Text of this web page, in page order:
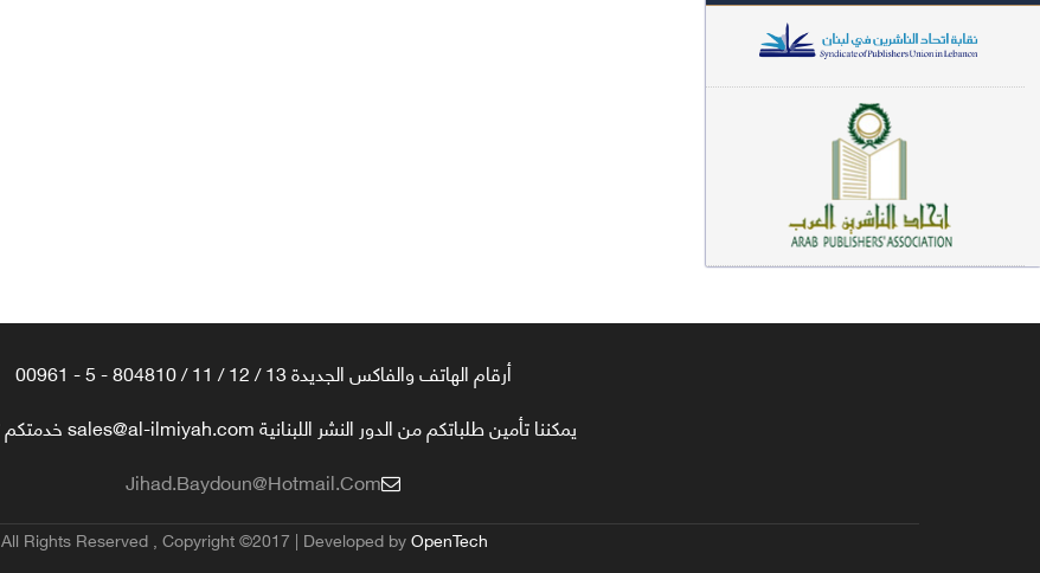
سير وتراجم (90)
معاجم لغوية (89)
سيرة نبوية وتصوف (81)
دراسات إسلامية (75)
شعر (72)
علوم قرآن (66)
فقه عام وأحكام فقهية (62)
أرقام الهاتف والفاكس الجديدة 13 / 12 / 11 / 804810 - 5 - 00961
يمكننا تأمين طلباتكم من الدور النشر اللبنانية sales@al-ilmiyah.com خدمتكم تسعدنا
Jihad.baydoun@hotmail.com
All Rights Reserved , Copyright ©2017 | Developed byOpenTech